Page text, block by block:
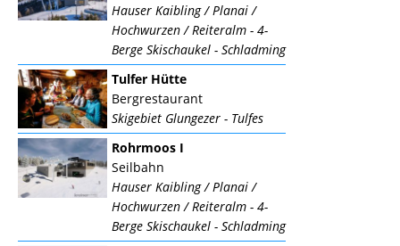
Hauser Kaibling / Planai /
Hochwurzen / Reiteralm - 4-
Berge Skischaukel - Schladming
Tulfer Hütte
Bergrestaurant
Skigebiet Glungezer - Tulfes
Rohrmoos I
Seilbahn
Hauser Kaibling / Planai /
Hochwurzen / Reiteralm - 4-
Berge Skischaukel - Schladming